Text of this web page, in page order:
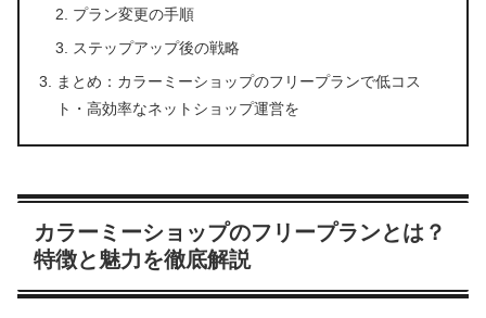
プラン変更の手順
ステップアップ後の戦略
まとめ：カラーミーショップのフリープランで低コス
ト・高効率なネットショップ運営を
カラーミーショップのフリープランとは？
特徴と魅力を徹底解説